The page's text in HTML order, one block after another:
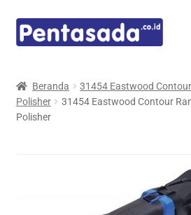
Skip
to
Skip
to
Mindray
Beranda
31454 Eastwood
Polisher
31454 Eastwood Contour
Polisher